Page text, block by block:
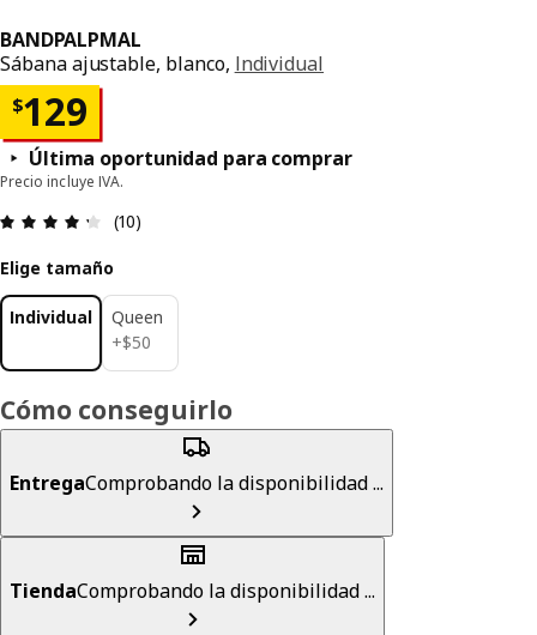
BANDPALPMAL
Sábana ajustable, blanco, Individual
$129
Precio $ 129
Última oportunidad para comprar
Precio incluye IVA.
Revisión: 4.3 fuera de 5 estrellas. Revisiones
(10)
Elige tamaño
Individual
Queen
+$50
$ 50
Cómo conseguirlo
EntregaComprobando la disponibilidad ...
TiendaComprobando la disponibilidad ...